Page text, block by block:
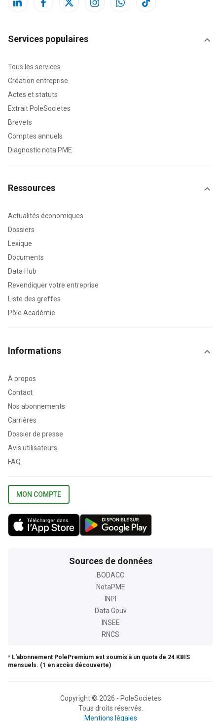
Services populaires
Tous les services
Création entreprise
Actes et statuts
Extrait PoleSocietes
Brevets
Comptes annuels
Diagnostic nota PME
Ressources
Actualités économiques
Dossiers
Lexique
Documents
Data Hub
Revendiquer votre entreprise
Liste des greffes
Pôle Académie
Informations
A propos
Contact
Nos abonnements
Carrières
Dossier de presse
Avis utilisateurs
FAQ
MON COMPTE
Sources de données
BODACC
NotaPME
INPI
Data Gouv
INSEE
RNCS
* L'abonnement PolePremium est soumis à un quota de 24 KBIS
mensuels. (1 en accès découverte)
Copyright © 2026 - PoleSocietes
Tous droits réservés.
Mentions légales